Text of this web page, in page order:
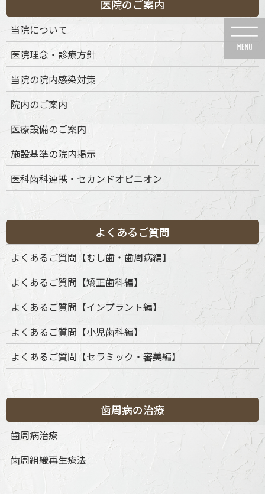
ン
ン
に
動
ビ
ー
ョ
に
動
メディア
HOME メディア name_アートボード 1-04
name_アートボード 1-04
医院のご案内
当院について
医院理念・診療方針
当院の院内感染対策
院内のご案内
医療設備のご案内
施設基準の院内掲示
医科歯科連携・セカンドオピニオン
よくあるご質問
よくあるご質問【むし歯・歯周病編】
よくあるご質問【矯正歯科編】
よくあるご質問【インプラント編】
よくあるご質問【小児歯科編】
よくあるご質問【セラミック・審美編】
歯周病の治療
歯周病治療
歯周組織再生療法